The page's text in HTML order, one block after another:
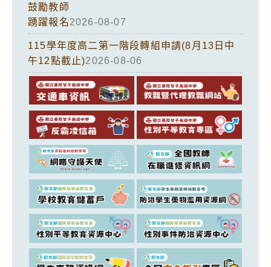
鼓勵教師
踴躍報名2026-08-07
115學年度高二第一階段轉組申請(8月13日中
午12點截止)2026-08-06